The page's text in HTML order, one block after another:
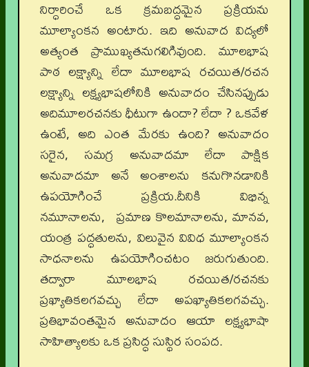
నిర్ధారించే ఒక క్రమబద్ధమైన ప్రక్రియను
మూల్యాంకన అంటారు. ఇది అనువాద విద్యలో
అత్యంత ప్రాముఖ్యతనుగలిగివుంది. మూలభాష
పాఠ లక్ష్యాన్ని లేదా మూలభాష రచయిత/రచన
లక్ష్యాన్ని లక్ష్యభాషలోనికి అనువాదం చేసినప్పుడు
అదిమూలరచనకు ధీటుగా ఉందా? లేదా ? ఒకవేళ
ఉంటే, అది ఎంత మేరకు ఉంది? అనువాదం
సరైన, సమగ్ర అనువాదమా లేదా పాక్షిక
అనువాదమా అనే అంశాలను కనుగొనడానికి
ఉపయోగించే ప్రక్రియ.దీనికి విభిన్న
నమూనాలను, ప్రమాణ కొలమానాలను, మానవ,
యంత్ర పద్ధతులను, విలువైన వివిధ మూల్యాంకన
సాధనాలను ఉపయోగించటం జరుగుతుంది.
తద్వారా మూలభాష రచయిత/రచనకు
ప్రఖ్యాతికలగవచ్చు లేదా అపఖ్యాతికలగవచ్చు.
ప్రతిభావంతమైన అనువాదం ఆయా లక్ష్యభాషా
సాహిత్యాలకు ఒక ప్రసిద్ధ సుస్థిర సంపద.